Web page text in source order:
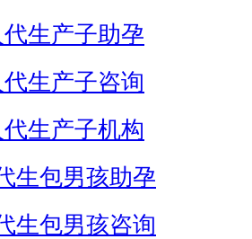
生产子助孕
生产子咨询
生产子机构
生包男孩助孕
生包男孩咨询